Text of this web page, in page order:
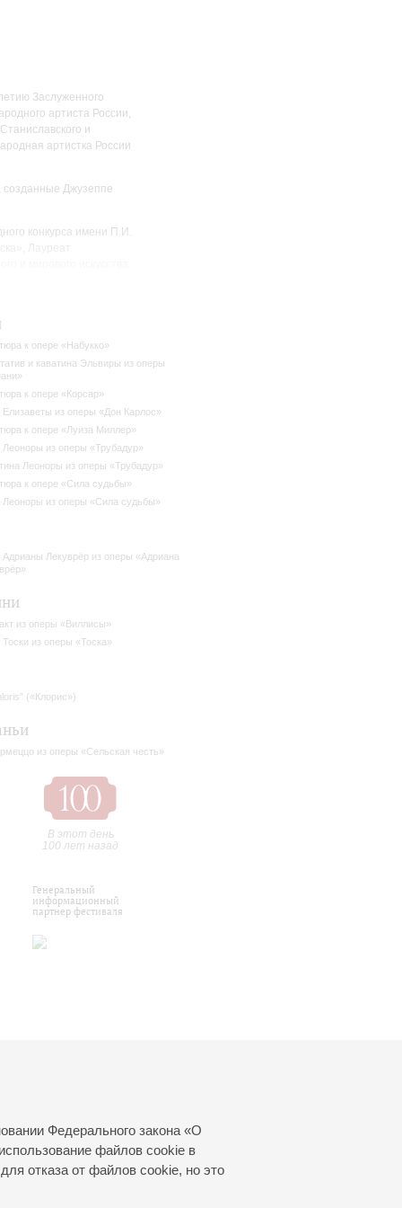
Федерального закона «О
файлов cookie в
отказа от файлов cookie, но это
Заслуженного
артиста России,
и
артистка России
созданные Джузеппе
конкурса имени П.И.
оперном театре
и Римской операх.
к опере «Набукко»
и каватина Эльвиры из оперы
к опере «Корсар»
Елизаветы из оперы «Дон Карлос»
к опере «Луиза Миллер»
Леоноры из оперы «Трубадур»
Леоноры из оперы «Трубадур»
к опере «Сила судьбы»
Леоноры из оперы «Сила судьбы»
Адрианы Лекуврёр из оперы «Адриана
из оперы «Виллисы»
из оперы «Тоска»
(«Клорис»)
из оперы «Сельская честь»
В этот день
100 лет назад
Генеральный
информационный
партнер фестиваля